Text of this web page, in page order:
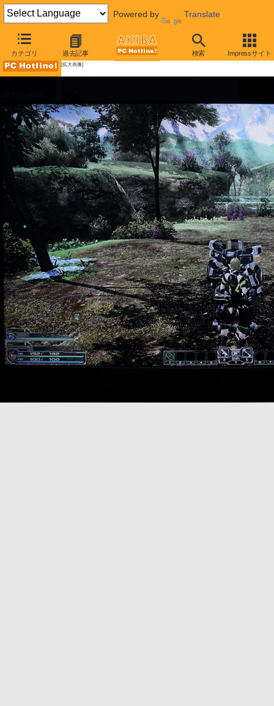
Powered by Translate
カテゴリ 過去記事 検索 Impressサイト
AKIBA PC Hotline!
[拡大画像]